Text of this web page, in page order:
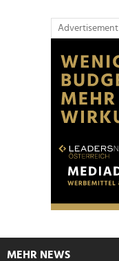
Advertisement
MEHR NEWS